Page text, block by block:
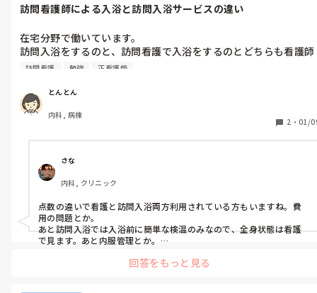
雑談を楽しめる相手がいる、と考えるだけで、憂鬱な気持ちは軽く
ったあとに今日頑張ったー！明日もさっさと仕事終わらせよう！と
意気込む時間はわりと好きでした。
訪問看護師による入浴と訪問入浴サービスの違い
在宅分野で働いています。
訪問入浴をするのと、訪問看護で入浴をするのとどちらも看護師
がいると思うのですが、両方使われている方がいらっしゃいま
なぜ2つのサービスを使うのかを知りたいです。
それぞれのサービスのメリットとデメリットあれば合わせて教え
て頂きたいです！
訪問看護 勉強 正看護師
とんとん
内科, 病棟
2 ・ 01/
さな
内科, クリニック
点数の違いで看護と訪問入浴両方利用されている方もいますね。費
用の問題とか。
あと訪問入浴では入浴前に簡単な検温のみなので、全身状態は看護
で見ます。あと内服管理とか。
回答をもっと見る